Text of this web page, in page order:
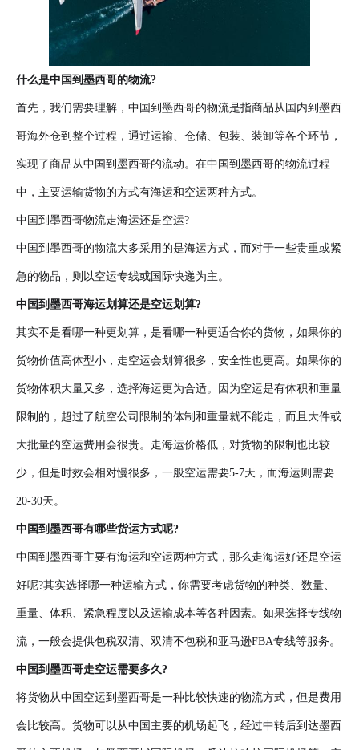
什么是中国到墨西哥的物流?
首先，我们需要理解，中国到墨西哥的物流是指商品从国内到墨西
哥海外仓到整个过程，通过运输、仓储、包装、装卸等各个环节，
实现了商品从中国到墨西哥的流动。在中国到墨西哥的物流过程
中，主要运输货物的方式有海运和空运两种方式。
中国到墨西哥物流走海运还是空运?
中国到墨西哥的物流大多采用的是海运方式，而对于一些贵重或紧
急的物品，则以空运专线或国际快递为主。
中国到墨西哥海运划算还是空运划算?
其实不是看哪一种更划算，是看哪一种更适合你的货物，如果你的
货物价值高体型小，走空运会划算很多，安全性也更高。如果你的
货物体积大量又多，选择海运更为合适。因为空运是有体积和重量
限制的，超过了航空公司限制的体制和重量就不能走，而且大件或
大批量的空运费用会很贵。走海运价格低，对货物的限制也比较
少，但是时效会相对慢很多，一般空运需要5-7天，而海运则需要
20-30天。
中国到墨西哥有哪些货运方式呢?
中国到墨西哥主要有海运和空运两种方式，那么走海运好还是空运
好呢?其实选择哪一种运输方式，你需要考虑货物的种类、数量、
重量、体积、紧急程度以及运输成本等各种因素。如果选择专线物
流，一般会提供包税双清、双清不包税和亚马逊FBA专线等服务。
中国到墨西哥走空运需要多久?
将货物从中国空运到墨西哥是一种比较快速的物流方式，但是费用
会比较高。货物可以从中国主要的机场起飞，经过中转后到达墨西